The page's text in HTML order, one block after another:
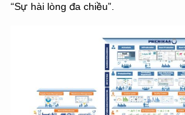
“Sự hài lòng đa chiều”.